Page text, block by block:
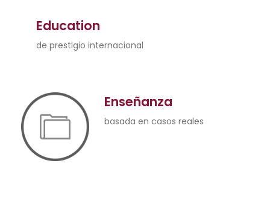
Education
de prestigio internacional
Enseñanza
basada en casos reales